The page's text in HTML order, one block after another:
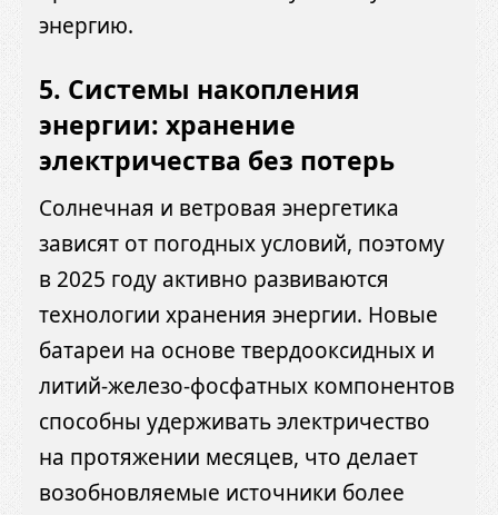
энергию.
5. Системы накопления
энергии: хранение
электричества без потерь
Солнечная и ветровая энергетика
зависят от погодных условий, поэтому
в 2025 году активно развиваются
технологии хранения энергии. Новые
батареи на основе твердооксидных и
литий-железо-фосфатных компонентов
способны удерживать электричество
на протяжении месяцев, что делает
возобновляемые источники более